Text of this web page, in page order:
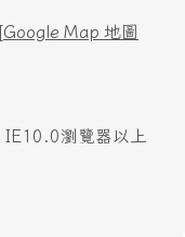
Google Map 地圖
IE10.0瀏覽器以上